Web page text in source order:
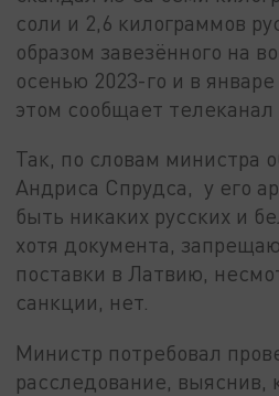
соли и 2,6 килограммов
образом завезённого на
осенью 2023-го и в
этом сообщает телеканал
Так, по словам министра
Андриса Спрудса, у его
быть никаких русских и
хотя документа,
поставки в Латвию,
санкции, нет.
Министр потребовал
расследование, выяснив,